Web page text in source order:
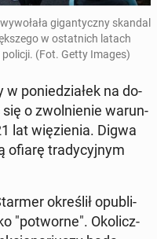
gi­gan­tycz­ny skandal
w ostat­nich latach
policji. (Fot. Getty Images)
w po­nie­dzia­łek na do­
się o zwol­nie­nie wa­run­
lat wię­zie­nia. Digwa
ofiarę tra­dy­cyj­nym
okre­ślił opu­bli­
"po­twor­ne". Oko­licz­